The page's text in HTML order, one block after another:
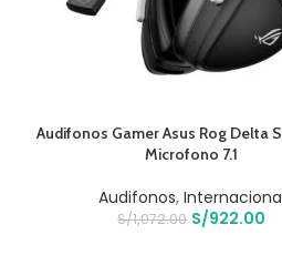
AÑADIR AL CARRITO
Audifonos Gamer Asus Rog Delta
Microfono 7.1
Audifonos,
S/1,072.00 S/922.00